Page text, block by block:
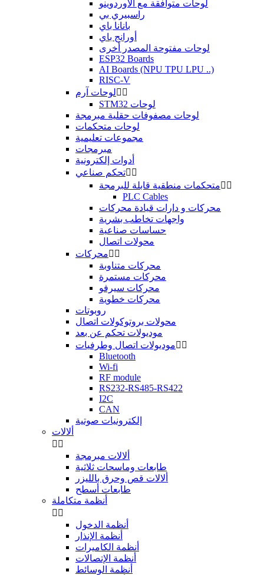
لوحات متوافقة مع الأوردوينو
راسبيري بي
بانانا باي
أورانج باي
لوحات مفتوحة المصدر أخرى
ESP32 Boards
AI Boards (NPU TPU LPU ..)
RISC-V
لوحات آرم 
STM32 لوحات
لوحات مصفوفات حقلية مبرمجة
لوحات متحكمات
مجموعات تعليمية
مبرمجات
أدوات إلكترونية
تحكم صناعي 
متحكمات منطقية قابلة للبرمجة 
PLC Cables
محركات و دارات قيادة محركات
واجهات تخاطب بشرية
حساسات صناعية
محولات اتصال
محركات 
محركات متناوبة
محركات مستمرة
محركات سيرفو
محركات خطوية
روبوتات
محولات بروتوكولات اتصال
موديولات تحكم عن بعد
موديولات اتصال وطرفيات 
Bluetooth
Wi-fi
RF module
RS232-RS485-RS422
I2C
CAN
إلكترونيات صوتية
ألالات
 
ألالات مبرمجة
طابعات وماسحات ثلاثية
ألالات قص وحرق بالليزر
طابعات أسطح
أنظمة متكاملة
 
أنظمة الدخول
أنظمة الإنذار
أنظمة الكاميرات
أنظمة الإتصالات
أنظمة الوسائط